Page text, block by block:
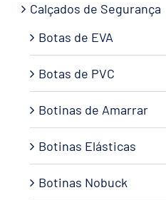
Calçados de Segurança
Botas de EVA
Botas de PVC
Botinas de Amarrar
Botinas Elásticas
Botinas Nobuck